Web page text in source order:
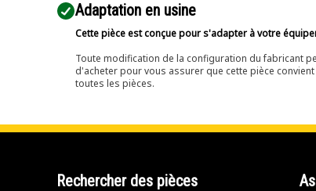
Adaptation en usine
Cette pièce est conçue pour s'adapter à votre
Toute modification de la configuration du fabricant
d'acheter pour vous assurer que cette pièce
toutes les pièces.
Rechercher des pièces